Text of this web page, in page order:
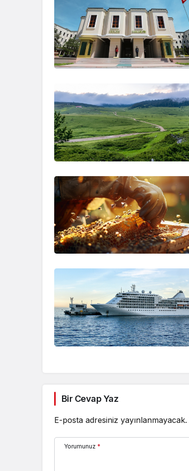
Bir Cevap Yaz
E-posta adresiniz yayınlanmayacak.
Yorumunuz *